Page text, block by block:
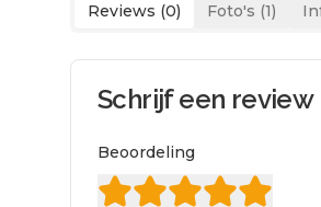
Reviews (0) Foto's (1)
Schrijf een review
Beoordeling